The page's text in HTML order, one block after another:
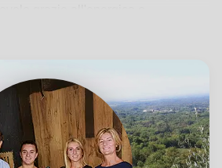
e alla viva sapidità finale
dettagli del prodotto →